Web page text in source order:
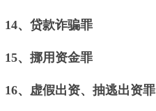
14、贷款诈骗罪
15、挪用资金罪
16、虚假出资、抽逃出资罪